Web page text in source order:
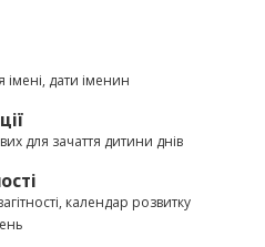
імені, дати іменин
для зачаття дитини днів
календар розвитку